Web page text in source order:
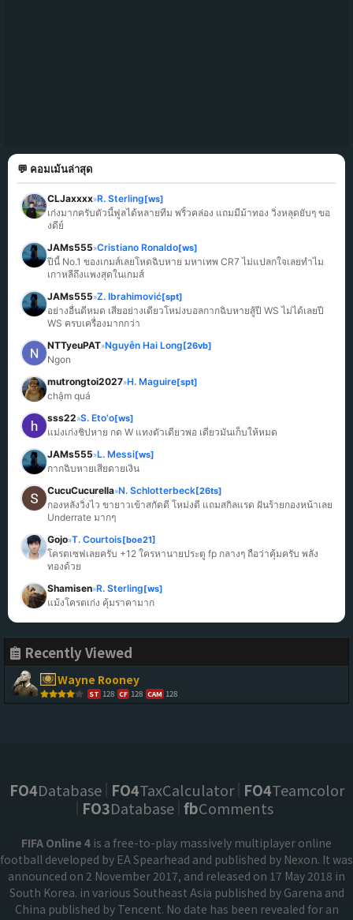
💬 คอมเม้นล่าสุด
CLJaxxxx»R. Sterling[ws]
เก่งมากครับตัวนี้ฟูลได้หลายทีม พริ้วคล่อง แถมมีม้าทอง วิ่งหลุดยับๆ ขอ
งดีย์
JAMs555»Cristiano Ronaldo[ws]
ปีนี้ No.1 ของเกมส์เลยโหดฉิบหาย มหาเทพ CR7 ไม่แปลกใจเลยทำไม
เกาหลีถึงแพงสุดในเกมส์
JAMs555»Z. Ibrahimović[spt]
อย่างอื่นดีหมด เสียอย่างเดียวโหม่งบอลกากฉิบหายสู้ปี WS ไม่ได้เลยปี
WS ครบเครื่องมากกว่า
NTTyeuPAT»Nguyễn Hai Long[26vb]
Ngon
mutrongtoi2027»H. Maguire[spt]
chậm quá
sss22»S. Eto'o[ws]
แม่งเก่งชิปหาย กด W แทงตัวเดียวพอ เดี๋ยวมันเก็บให้หมด
JAMs555»L. Messi[ws]
กากฉิบหายเสียดายเงิน
CucuCucurella»N. Schlotterbeck[26ts]
กองหลังวิ่งไว ขายาวเข้าสกัดดี โหม่งดี แถมสกิลแรด ฝันร้ายกองหน้าเลย
Underrate มากๆ
Gojo»T. Courtois[boe21]
โครตเซฟเลยครับ +12 ใครหานายประตู fp กลางๆ ถือว่าคุ้มครับ พลัง
ทองด้วย
Shamisen»R. Sterling[ws]
แม้งโครตเก่ง คุ้มราคามาก
Recently Viewed
Wayne Rooney
ST 128 CF 128 CAM 128
FO4Database FO4TaxCalculator FO4Teamcolor
FO3Database fbComments
FIFA Online 4 is a free-to-play massively multiplayer online
football developed by EA Spearhead and published by Nexon. It was
announced on 2 November 2017, and released on 17 May 2018 in
South Korea. in various Southeast Asia published by Garena and
China published by Tencent. No date has been revealed for an